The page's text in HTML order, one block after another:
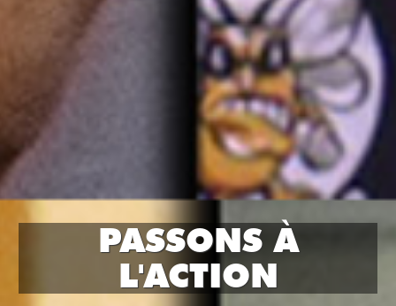
PASSONS À
L'ACTION